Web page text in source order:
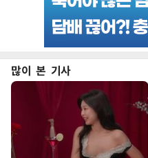
많이 본 기사